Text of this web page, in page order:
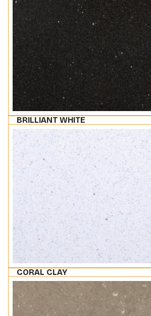
BRILLIANT WHITE
CORAL CLAY